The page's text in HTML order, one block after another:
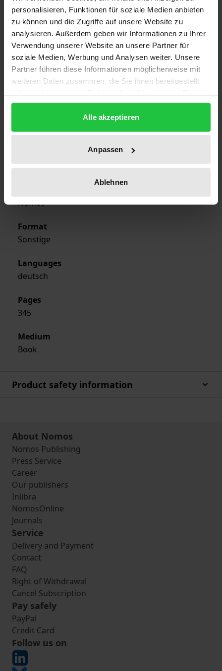
personalisieren, Funktionen für soziale Medien anbieten
zu können und die Zugriffe auf unsere Website zu
analysieren. Außerdem geben wir Informationen zu Ihrer
Verwendung unserer Website an unsere Partner für
soziale Medien, Werbung und Analysen weiter. Unsere
Partner führen diese Informationen möglicherweise mit
weiteren Daten zusammen, die Sie ihnen bereitgestellt
gesammelt haben.
Alle akzeptieren
Anpassen
Ablehnen
Bibliographical data
Edition
1
ISBN
Publication Date
Mar 25, 1985
Year of Publication
1985
Nomos
Format
Sonstige
Languages
deutsch
Pages
345
Medium
Book
Product safety information
About Nomos
Nomos Publishing
Press Service
Career
Our publishers
Inlibra
NomosOnline
Journals
Service
Delivery and Payment
Contact
FAQ
Right of Withdrawal
Cancel Subscription
Pay safely
PayPal
Credit Card
Follow us on